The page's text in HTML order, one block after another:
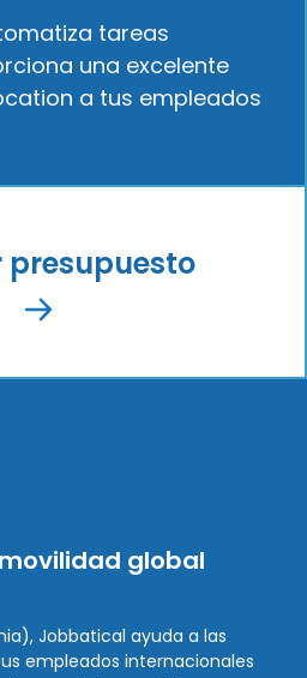
tareas
una excelente
a tus empleados
presupuesto
global
Jobbatical ayuda a las
empleados internacionales